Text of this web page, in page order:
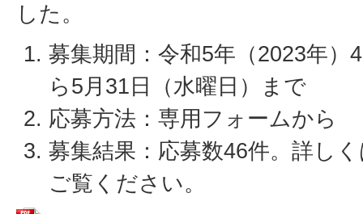
した。
募集期間：令和5年（2023年）
ら5月31日（水曜日）まで
応募方法：専用フォームから
募集結果：応募数46件。詳し
ご覧ください。